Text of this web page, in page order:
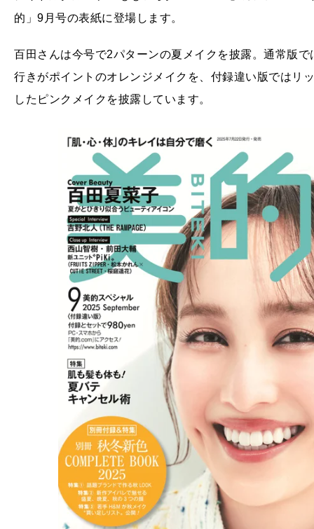
的」9月号の表紙に登場します。
百田さんは今号で2パターンの夏メイクを披露。通常版
行きがポイントのオレンジメイクを、付録違い版ではリ
したピンクメイクを披露しています。